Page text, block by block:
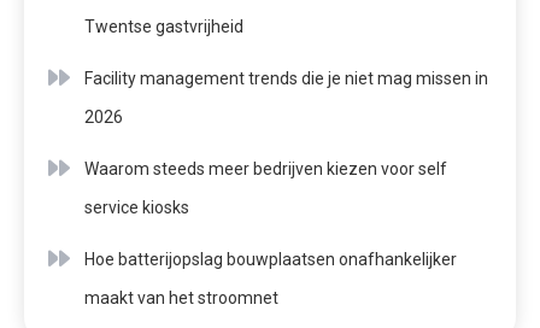
Twentse gastvrijheid
Facility management trends die je niet mag missen in
2026
Waarom steeds meer bedrijven kiezen voor self
service kiosks
Hoe batterijopslag bouwplaatsen onafhankelijker
maakt van het stroomnet